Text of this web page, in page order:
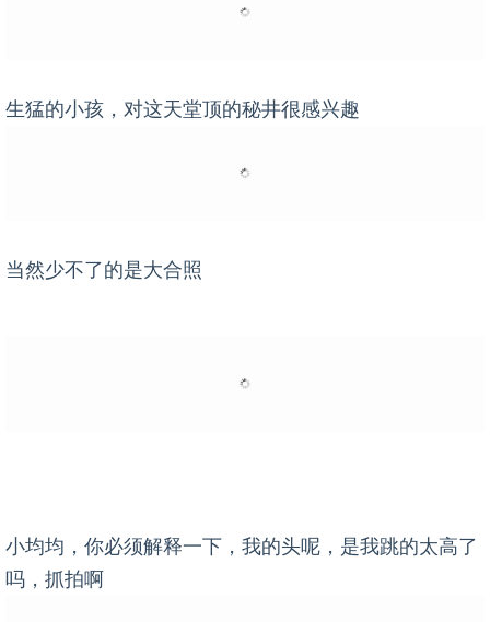
生猛的小孩，对这天堂顶的秘井很感兴趣
当然少不了的是大合照
小均均，你必须解释一下，我的头呢，是我跳的太高了
吗，抓拍啊